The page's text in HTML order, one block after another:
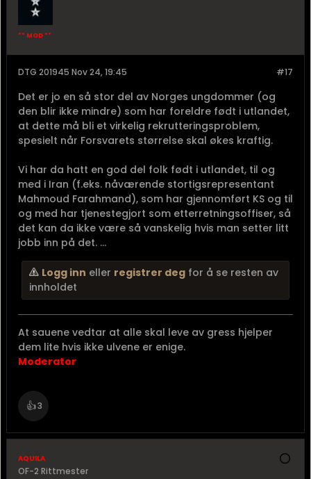
** MOD **
#17
DTG 201945 Nov 24, 19:45
Det er jo en så stor del av Norges ungdommer (og
den blir ikke mindre) som har foreldre født i utlandet,
at dette må bli et virkelig rekrutteringsproblem,
spesielt når Forsvarets størrelse skal økes kraftig.
Vi har da hatt en god del folk født i utlandet, til og
med i Iran (f.eks. nåværende stortigsrepresentant
Mahmoud Farahmand), som har gjennomført KS og til
og med har tjenestegjort som etterretningsoffiser, så
det kan da ikke være så vanskelig hvis man setter litt
jobb inn på det. ...
Logg inn eller registrer deg for å se resten av
innholdet
At sauene vedtar at alle skal leve av gress hjelper
dem lite hvis ikke ulvene er enige.
Moderator
👍3
aquila
OF-2 Rittmester